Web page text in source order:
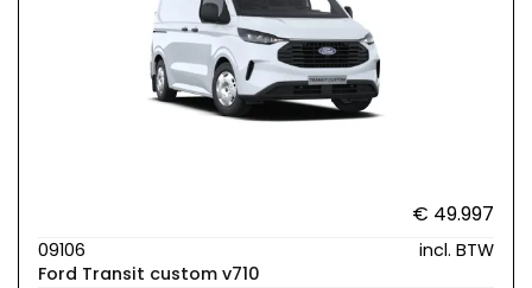
€ 49.997
09106
incl. BTW
Ford Transit custom v710